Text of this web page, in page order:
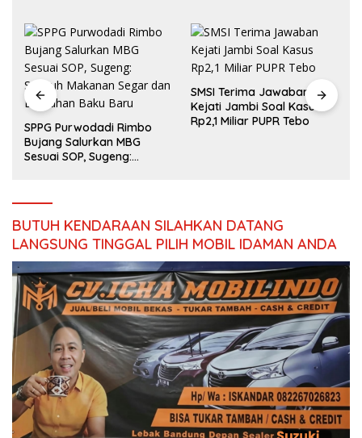
SPPG Purwodadi Rimbo
Bujang Salurkan MBG
Sesuai SOP, Sugeng:
SMSI Terima Jawaban
Kejati Jambi Soal Kasus
Rp2,1 Miliar PUPR Tebo
BUTUH KENDARAAN SILAHKAN DATANG
LANGSUNG TINGGAL PILIH MOBIL IDAMAN ANDA